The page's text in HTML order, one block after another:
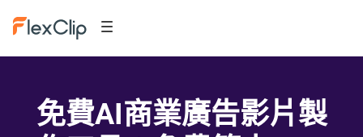
免費AI商業廣告影片製